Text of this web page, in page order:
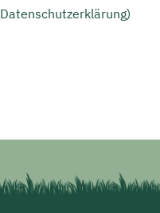
Datenschutzerklärung)